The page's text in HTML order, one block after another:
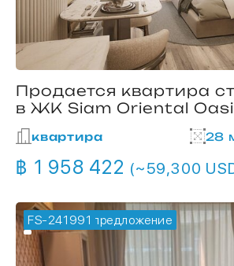
Продается квартира
в ЖК Siam Oriental
квартира 28
฿ 1 958 422 (~59,300
FS-241991
🔥 горячее предложение